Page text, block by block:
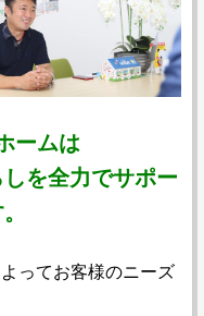
ームは
を全力でサポー
ってお客様のニーズ